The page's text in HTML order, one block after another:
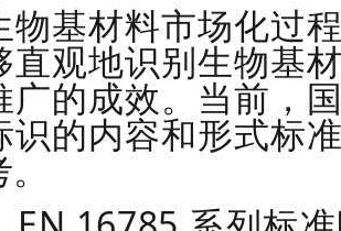
物基材料市场化过
直观地识别生物基
广的成效。当前，
识的内容和形式标